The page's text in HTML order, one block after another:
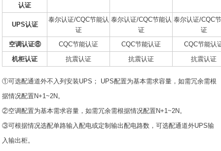
认证
UPS认证
泰尔认证/CQC节能认
证
泰尔认证/CQC节能认
证
泰尔认证/CQC
证
空调认证⑧
CQC节能认证 CQC节能认证
CQC节能认
机柜认证
抗震认证 抗震认证 抗震认证
①可选配通道外不入列安装UPS； UPS配置为基本需求容量，如需冗余需根
据情况配置N+1~2N。
②空调配置为基本需求容量，如需冗余需根据情况配置N+1~2N。
③可根据情况选配单路输入配电或定制输出配电路数，可选配通道外UPS输
入输出柜。